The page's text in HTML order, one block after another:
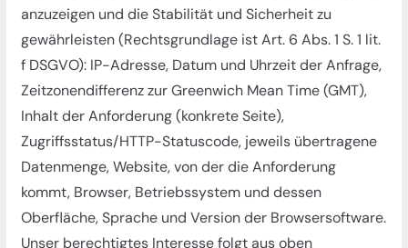
anzuzeigen und die Stabilität und Sicherheit zu
gewährleisten (Rechtsgrundlage ist Art. 6 Abs. 1 S. 1 lit.
f DSGVO): IP-Adresse, Datum und Uhrzeit der Anfrage,
Zeitzonendifferenz zur Greenwich Mean Time (GMT),
Inhalt der Anforderung (konkrete Seite),
Zugriffsstatus/HTTP-Statuscode, jeweils übertragene
Datenmenge, Website, von der die Anforderung
kommt, Browser, Betriebssystem und dessen
Oberfläche, Sprache und Version der Browsersoftware.
Unser berechtigtes Interesse folgt aus oben